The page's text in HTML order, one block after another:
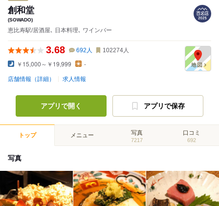
創和堂
(SOWADO)
恵比寿駅/居酒屋､ 日本料理､ ワインバー
3.68 692 人 102274人
￥15,000～￥19,999 -
店舗情報（詳細） 求人情報
アプリで開く アプリで保存
トップ メニュー 写真
7217
口コミ
692
写真